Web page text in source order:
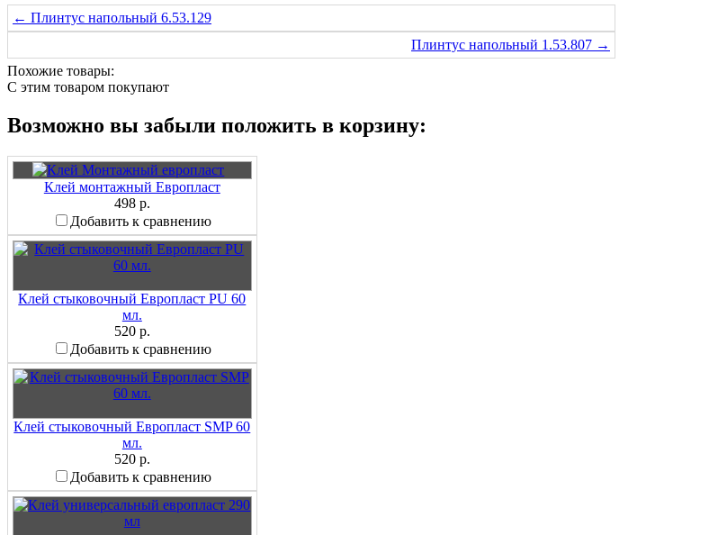
← Плинтус напольный 6.53.129
Плинтус напольный 1.53.807 →
Похожие товары:
C этим товаром покупают
Возможно вы забыли положить в корзину:
Клей монтажный Европласт
498 р.
Добавить к сравнению
Клей стыковочный Европласт PU 60
мл.
520 р.
Добавить к сравнению
Клей стыковочный Европласт SMP 60
мл.
520 р.
Добавить к сравнению